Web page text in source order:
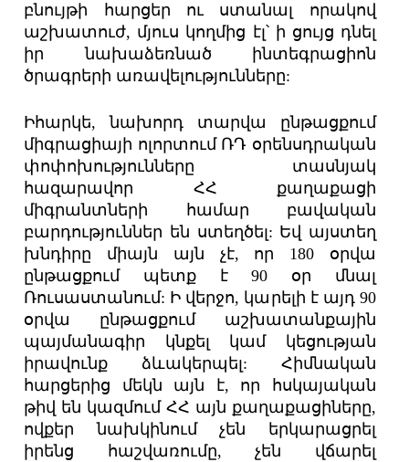
բնույթի հարցեր ու ստանալ որակով
աշխատուժ, մյուս կողմից էլ՝ ի ցույց դնել
իր նախաձեռնած ինտեգրացիոն
ծրագրերի առավելությունները:
Իհարկե, նախորդ տարվա ընթացքում
միգրացիայի ոլորտում ՌԴ օրենսդրական
փոփոխությունները տասնյակ
հազարավոր ՀՀ քաղաքացի
միգրանտների համար բավական
բարդություններ են ստեղծել: Եվ այստեղ
խնդիրը միայն այն չէ, որ 180 օրվա
ընթացքում պետք է 90 օր մնալ
Ռուսաստանում: Ի վերջո, կարելի է այդ 90
օրվա ընթացքում աշխատանքային
պայմանագիր կնքել կամ կեցության
իրավունք ձևակերպել: Հիմնական
հարցերից մեկն այն է, որ հսկայական
թիվ են կազմում ՀՀ այն քաղաքացիները,
ովքեր նախկինում չեն երկարացրել
իրենց հաշվառումը, չեն վճարել